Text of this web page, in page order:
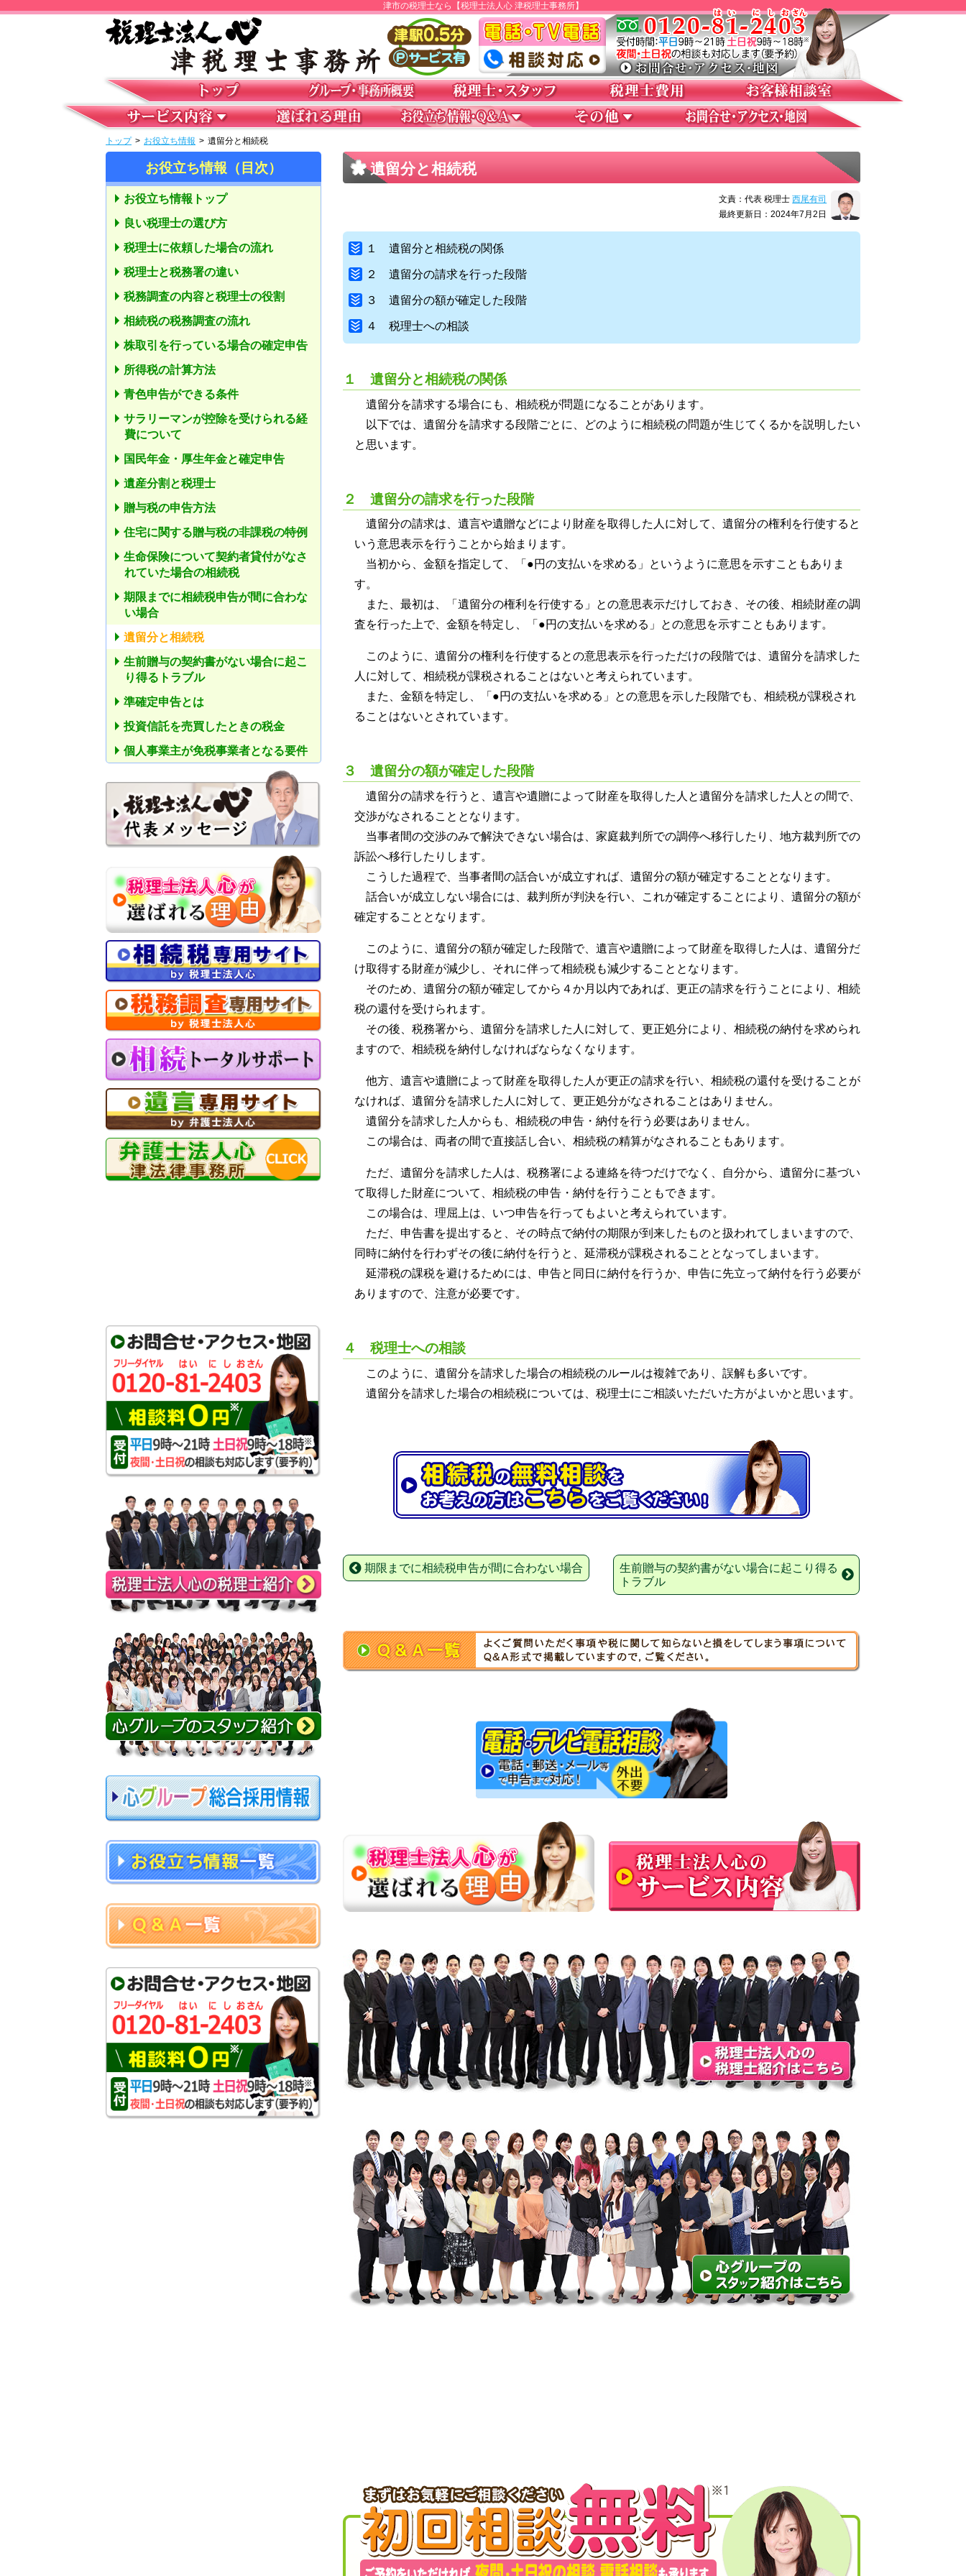
津市の税理士なら【税理士法人心 津税理士事務所】
トップ > お役立ち情報 > 遺留分と相続税
遺留分と相続税
文責：代表 税理士西尾有司
最終更新日：2024年7月2日
１ 遺留分と相続税の関係
２ 遺留分の請求を行った段階
３ 遺留分の額が確定した段階
４ 税理士への相談
１ 遺留分と相続税の関係
遺留分を請求する場合にも、相続税が問題になることがあります。
以下では、遺留分を請求する段階ごとに、どのように相続税の問題が生じてくるかを説明したい
と思います。
２ 遺留分の請求を行った段階
遺留分の請求は、遺言や遺贈などにより財産を取得した人に対して、遺留分の権利を行使すると
いう意思表示を行うことから始まります。
当初から、金額を指定して、「●円の支払いを求める」というように意思を示すこともありま
す。
また、最初は、「遺留分の権利を行使する」との意思表示だけしておき、その後、相続財産の調
査を行った上で、金額を特定し、「●円の支払いを求める」との意思を示すこともあります。
このように、遺留分の権利を行使するとの意思表示を行っただけの段階では、遺留分を請求した
人に対して、相続税が課税されることはないと考えられています。
また、金額を特定し、「●円の支払いを求める」との意思を示した段階でも、相続税が課税され
ることはないとされています。
３ 遺留分の額が確定した段階
遺留分の請求を行うと、遺言や遺贈によって財産を取得した人と遺留分を請求した人との間で、
交渉がなされることとなります。
当事者間の交渉のみで解決できない場合は、家庭裁判所での調停へ移行したり、地方裁判所での
訴訟へ移行したりします。
こうした過程で、当事者間の話合いが成立すれば、遺留分の額が確定することとなります。
話合いが成立しない場合には、裁判所が判決を行い、これが確定することにより、遺留分の額が
確定することとなります。
このように、遺留分の額が確定した段階で、遺言や遺贈によって財産を取得した人は、遺留分だ
け取得する財産が減少し、それに伴って相続税も減少することとなります。
そのため、遺留分の額が確定してから４か月以内であれば、更正の請求を行うことにより、相続
税の還付を受けられます。
その後、税務署から、遺留分を請求した人に対して、更正処分により、相続税の納付を求められ
ますので、相続税を納付しなければならなくなります。
他方、遺言や遺贈によって財産を取得した人が更正の請求を行い、相続税の還付を受けることが
なければ、遺留分を請求した人に対して、更正処分がなされることはありません。
遺留分を請求した人からも、相続税の申告・納付を行う必要はありません。
この場合は、両者の間で直接話し合い、相続税の精算がなされることもあります。
ただ、遺留分を請求した人は、税務署による連絡を待つだけでなく、自分から、遺留分に基づい
て取得した財産について、相続税の申告・納付を行うこともできます。
この場合は、理屈上は、いつ申告を行ってもよいと考えられています。
ただ、申告書を提出すると、その時点で納付の期限が到来したものと扱われてしまいますので、
同時に納付を行わずその後に納付を行うと、延滞税が課税されることとなってしまいます。
延滞税の課税を避けるためには、申告と同日に納付を行うか、申告に先立って納付を行う必要が
ありますので、注意が必要です。
４ 税理士への相談
このように、遺留分を請求した場合の相続税のルールは複雑であり、誤解も多いです。
遺留分を請求した場合の相続税については、税理士にご相談いただいた方がよいかと思います。
期限までに相続税申告が間に合わない場合
生前贈与の契約書がない場合に起こり得る
トラブル
お役立ち情報（目次）
お役立ち情報トップ
良い税理士の選び方
税理士に依頼した場合の流れ
税理士と税務署の違い
税務調査の内容と税理士の役割
相続税の税務調査の流れ
株取引を行っている場合の確定申告
所得税の計算方法
青色申告ができる条件
サラリーマンが控除を受けられる経
費について
国民年金・厚生年金と確定申告
遺産分割と税理士
贈与税の申告方法
住宅に関する贈与税の非課税の特例
生命保険について契約者貸付がなさ
れていた場合の相続税
期限までに相続税申告が間に合わな
い場合
遺留分と相続税
生前贈与の契約書がない場合に起こ
り得るトラブル
準確定申告とは
投資信託を売買したときの税金
個人事業主が免税事業者となる要件